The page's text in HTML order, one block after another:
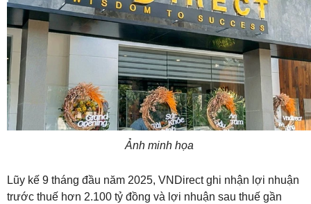
Ảnh minh họa
Lũy kế 9 tháng đầu năm 2025, VNDirect ghi nhận lợi nhuận
trước thuế hơn 2.100 tỷ đồng và lợi nhuận sau thuế gần